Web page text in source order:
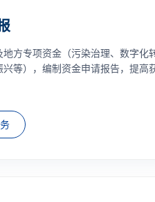
地方专项资金（污染治理、数字化
兴等），编制资金申请报告，提高